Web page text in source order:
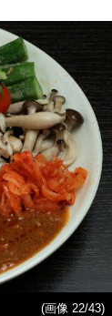
(画像 22/43)